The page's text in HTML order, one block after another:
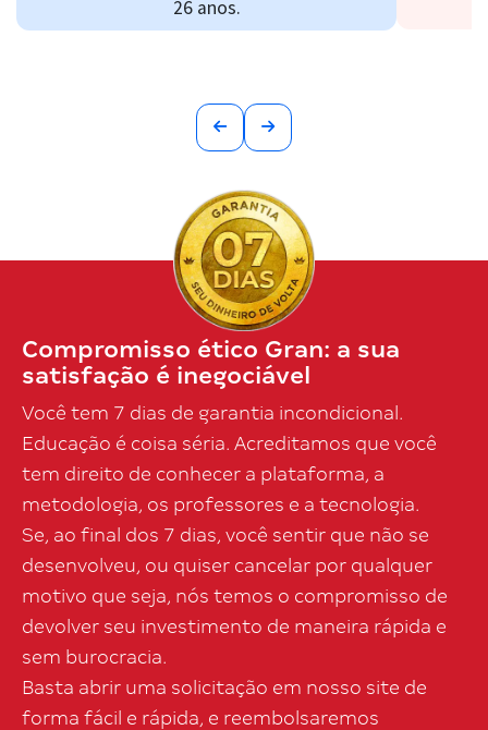
26 anos.
Compromisso ético Gran: a sua
satisfação é inegociável
Você tem 7 dias de garantia incondicional.
Educação é coisa séria. Acreditamos que você
tem direito de conhecer a plataforma, a
metodologia, os professores e a tecnologia.
Se, ao final dos 7 dias, você sentir que não se
desenvolveu, ou quiser cancelar por qualquer
motivo que seja, nós temos o compromisso de
devolver seu investimento de maneira rápida e
sem burocracia.
Basta abrir uma solicitação em nosso site de
forma fácil e rápida, e reembolsaremos